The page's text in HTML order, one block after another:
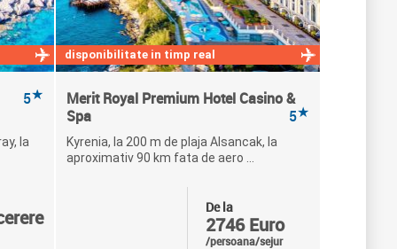
5★
la
disponibilitate in timp real
Merit Royal Premium Hotel Casino &
Spa
5★
Kyrenia, la 200 m de plaja Alsancak, la
aproximativ 90 km fata de aero ...
De la
2746 Euro
/persoana/sejur